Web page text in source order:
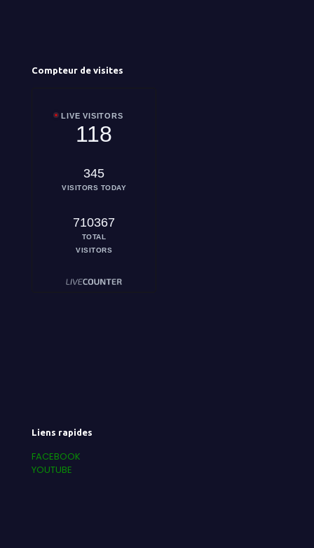
Compteur de visites
LIVE VISITORS
118
345
VISITORS TODAY
710367
TOTAL
VISITORS
Liens rapides
FACEBOOK
YOUTUBE